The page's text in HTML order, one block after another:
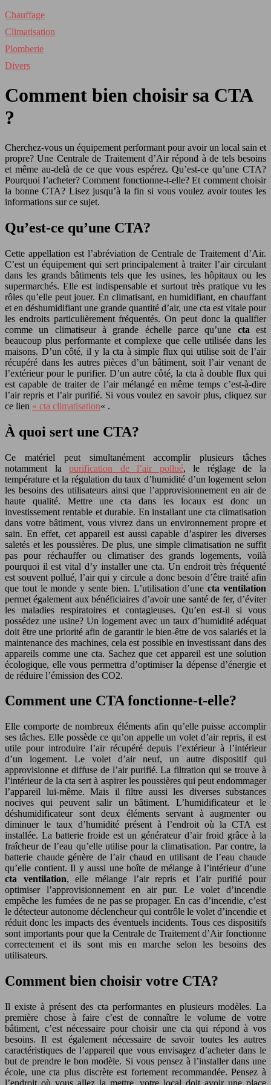
Chauffage
Climatisation
Plomberie
Divers
Comment bien choisir sa CTA
?
Cherchez-vous un équipement performant pour avoir un local sain et
propre? Une Centrale de Traitement d’Air répond à de tels besoins
et même au-delà de ce que vous espérez. Qu’est-ce qu’une CTA?
Pourquoi l’acheter? Comment fonctionne-t-elle? Et comment choisir
la bonne CTA? Lisez jusqu’à la fin si vous voulez avoir toutes les
informations sur ce sujet.
Qu’est-ce qu’une CTA?
Cette appellation est l’abréviation de Centrale de Traitement d’Air.
C’est un équipement qui sert principalement à traiter l’air circulant
dans les grands bâtiments tels que les usines, les hôpitaux ou les
supermarchés. Elle est indispensable et surtout très pratique vu les
rôles qu’elle peut jouer. En climatisant, en humidifiant, en chauffant
et en déshumidifiant une grande quantité d’air, une cta est vitale pour
les endroits particulièrement fréquentés. On peut donc la qualifier
comme un climatiseur à grande échelle parce qu’une cta est
beaucoup plus performante et complexe que celle utilisée dans les
maisons. D’un côté, il y la cta à simple flux qui utilise soit de l’air
récupéré dans les autres pièces d’un bâtiment, soit l’air venant de
l’extérieur pour le purifier. D’un autre côté, la cta à double flux qui
est capable de traiter de l’air mélangé en même temps c’est-à-dire
l’air repris et l’air purifié. Si vous voulez en savoir plus, cliquez sur
ce lien « cta climatisation« .
À quoi sert une CTA?
Ce matériel peut simultanément accomplir plusieurs tâches
notamment lapurification de l’air pollué, le réglage de la
température et la régulation du taux d’humidité d’un logement selon
les besoins des utilisateurs ainsi que l’approvisionnement en air de
haute qualité. Mettre une cta dans les locaux est donc un
investissement rentable et durable. En installant une cta climatisation
dans votre bâtiment, vous vivrez dans un environnement propre et
sain. En effet, cet appareil est aussi capable d’aspirer les diverses
saletés et les poussières. De plus, une simple climatisation ne suffit
pas pour réchauffer ou climatiser des grands logements, voilà
pourquoi il est vital d’y installer une cta. Un endroit très fréquenté
est souvent pollué, l’air qui y circule a donc besoin d’être traité afin
que tout le monde y sente bien. L’utilisation d’unecta ventilation
permet également aux bénéficiaires d’avoir une santé de fer, d’éviter
les maladies respiratoires et contagieuses. Qu’en est-il si vous
possédez une usine? Un logement avec un taux d’humidité adéquat
doit être une priorité afin de garantir le bien-être de vos salariés et la
maintenance des machines, cela est possible en investissant dans des
appareils comme une cta. Sachez que cet appareil est une solution
écologique, elle vous permettra d’optimiser la dépense d’énergie et
de réduire l’émission des CO2.
Comment une CTA fonctionne-t-elle?
Elle comporte de nombreux éléments afin qu’elle puisse accomplir
ses tâches. Elle possède ce qu’on appelle un volet d’air repris, il est
utile pour introduire l’air récupéré depuis l’extérieur à l’intérieur
d’un logement. Le volet d’air neuf, un autre dispositif qui
approvisionne et diffuse de l’air purifié. La filtration qui se trouve à
l’intérieur de la cta sert à aspirer les poussières qui peut endommager
l’appareil lui-même. Mais il filtre aussi les diverses substances
nocives qui peuvent salir un bâtiment. L’humidificateur et le
déshumidificateur sont deux éléments servant à augmenter ou
diminuer le taux d’humidité présent à l’endroit où la CTA est
installée. La batterie froide est un générateur d’air froid grâce à la
fraîcheur de l’eau qu’elle utilise pour la climatisation. Par contre, la
batterie chaude génère de l’air chaud en utilisant de l’eau chaude
qu’elle contient. Il y aussi une boîte de mélange à l’intérieur d’une
cta ventilation, elle mélange l’air repris et l’air purifié pour
optimiser l’approvisionnement en air pur. Le volet d’incendie
empêche les fumées de ne pas se propager. En cas d’incendie, c’est
le détecteur autonome déclencheur qui contrôle le volet d’incendie et
réduit donc les impacts des éventuels incidents. Tous ces dispositifs
sont importants pour que la Centrale de Traitement d’Air fonctionne
correctement et ils sont mis en marche selon les besoins des
utilisateurs.
Comment bien choisir votre CTA?
Il existe à présent des cta performantes en plusieurs modèles. La
première chose à faire c’est de connaître le volume de votre
bâtiment, c’est nécessaire pour choisir une cta qui répond à vos
besoins. Il est également nécessaire de savoir toutes les autres
caractéristiques de l’appareil que vous envisagez d’acheter dans le
but de prendre le bon modèle. Si vous pensez à l’installer dans une
école, une cta plus discrète est fortement recommandée. Pensez à